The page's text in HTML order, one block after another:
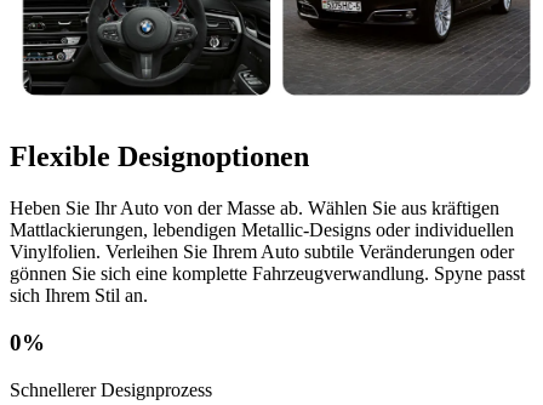
Flexible Designoptionen
Heben Sie Ihr Auto von der Masse ab. Wählen Sie aus kräftigen
Mattlackierungen, lebendigen Metallic-Designs oder individuellen
Vinylfolien. Verleihen Sie Ihrem Auto subtile Veränderungen oder
gönnen Sie sich eine komplette Fahrzeugverwandlung. Spyne passt
sich Ihrem Stil an.
0%
Schnellerer Designprozess